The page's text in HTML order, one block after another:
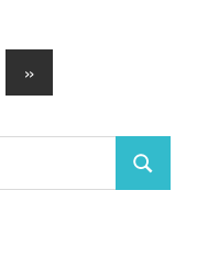
Next
Posts
»
Search